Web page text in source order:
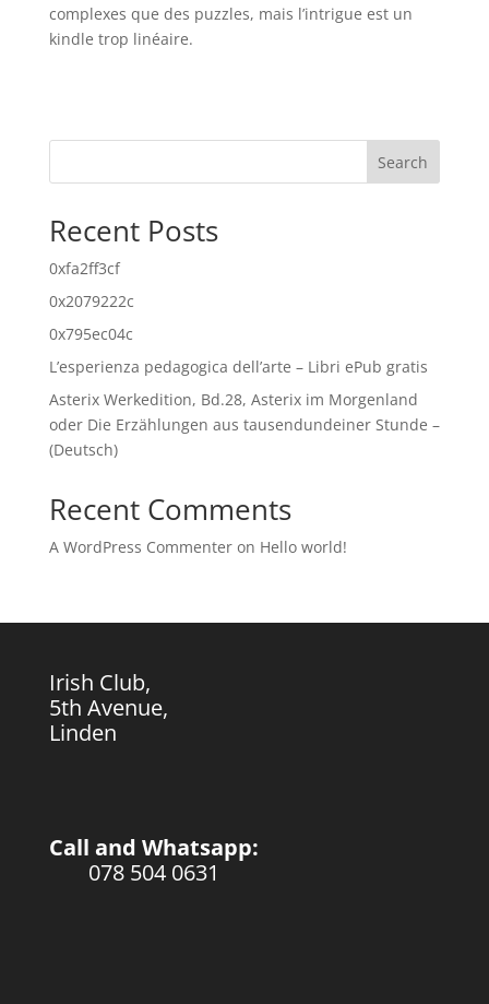
complexes que des puzzles, mais l’intrigue est un
kindle trop linéaire.
Search
Recent Posts
0xfa2ff3cf
0x2079222c
0x795ec04c
L’esperienza pedagogica dell’arte – Libri ePub gratis
Asterix Werkedition, Bd.28, Asterix im Morgenland
oder Die Erzählungen aus tausendundeiner Stunde –
(Deutsch)
Recent Comments
A WordPress Commenteron Hello world!
Irish Club,
5th Avenue,
Linden
Call and Whatsapp:
078 504 0631